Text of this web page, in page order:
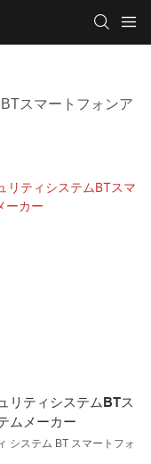
スマートフォンア
リティシステムBTス
ムメーカー
システム BT スマートフォ